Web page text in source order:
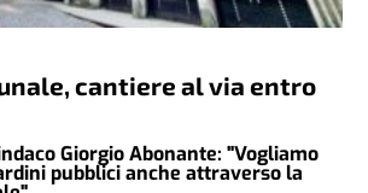
cantiere al via entro
Giorgio Abonante: "Vogliamo
pubblici anche attraverso la